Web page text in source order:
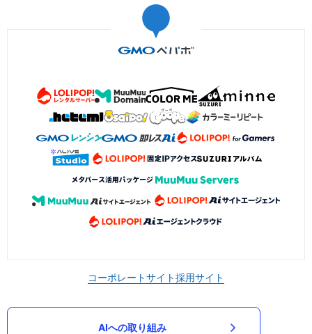
コーポレートサイト採用サイト
AIへの取り組み